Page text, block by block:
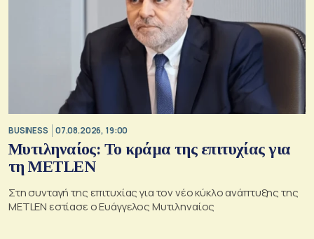
BUSINESS 07.08.2026, 19:00
Μυτιληναίος: Το κράμα της επιτυχίας για
τη METLEN
Στη συνταγή της επιτυχίας για τον νέο κύκλο ανάπτυξης της
METLEN εστίασε ο Ευάγγελος Μυτιληναίος